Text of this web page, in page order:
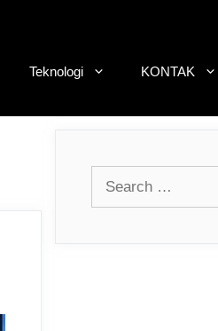
Teknologi KONTAK